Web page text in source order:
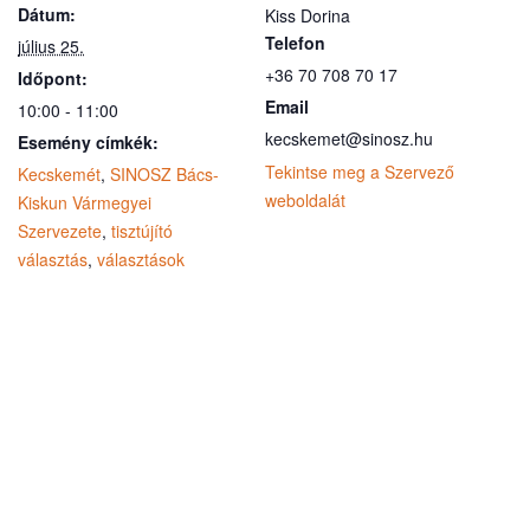
Dátum:
július 25.
Időpont:
10:00 - 11:00
Esemény címkék:
Kecskemét, SINOSZ Bács-
Kiskun Vármegyei
Szervezete, tisztújító
választás, választások
Kiss Dorina
Telefon
+36 70 708 70 17
Email
kecskemet@sinosz.hu
Tekintse meg a Szervező
weboldalát